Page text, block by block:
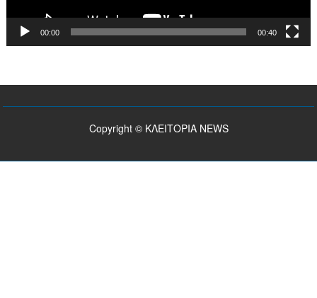
00:00 00:40
Copyright © ΚΛΕΙΤΟΡΙΑ NEWS